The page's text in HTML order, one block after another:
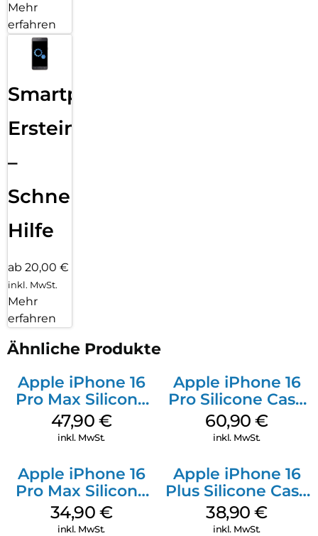
Mehr
erfahren
Smartphone
Ersteinrichtung
–
Schnelle
Hilfe
ab 20,00 €
inkl. MwSt.
Mehr
erfahren
Ähnliche Produkte
Apple iPhone 16
Pro Max Silicone
Case MagSafe
Black
47,90 €
inkl. MwSt.
Apple iPhone 16
Pro Silicone Case
MagSafe Stone
Gray
60,90€
inkl. MwSt.
Apple iPhone 16
Pro Max Silicone
Case MagSafe
Denim
34,90 €
inkl. MwSt.
Apple iPhone 16
Plus Silicone Case
MagSafe Denim
38,90€
inkl. MwSt.